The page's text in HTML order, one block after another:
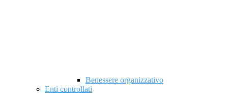
Benessere organizzativo
Enti controllati